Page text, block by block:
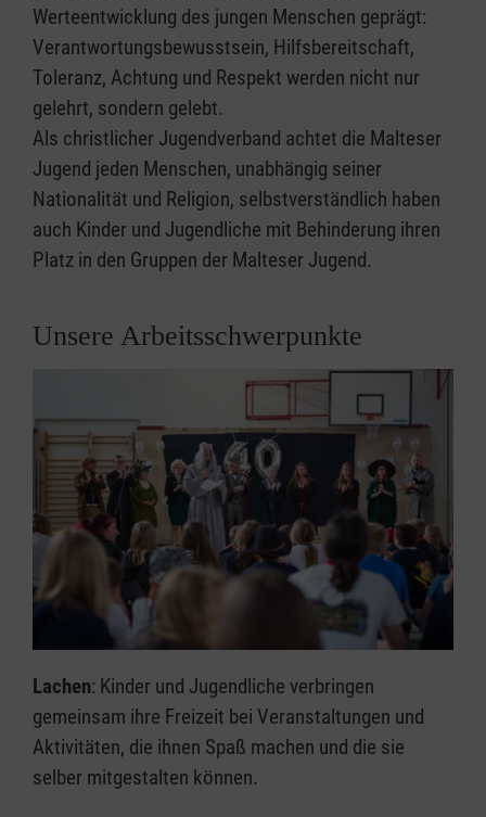
Werteentwicklung des jungen Menschen geprägt:
Verantwortungsbewusstsein, Hilfsbereitschaft,
Toleranz, Achtung und Respekt werden nicht nur
gelehrt, sondern gelebt.
Als christlicher Jugendverband achtet die Malteser
Jugend jeden Menschen, unabhängig seiner
Nationalität und Religion, selbstverständlich haben
auch Kinder und Jugendliche mit Behinderung ihren
Platz in den Gruppen der Malteser Jugend.
Unsere Arbeitsschwerpunkte
Lachen: Kinder und Jugendliche verbringen
gemeinsam ihre Freizeit bei Veranstaltungen und
Aktivitäten, die ihnen Spaß machen und die sie
selber mitgestalten können.